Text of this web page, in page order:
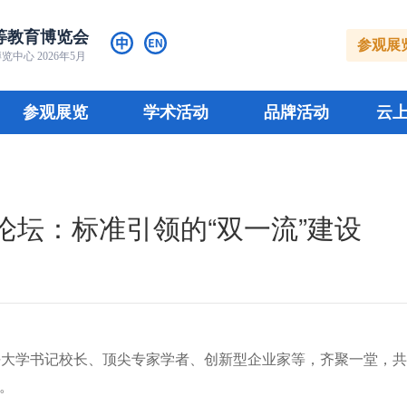
教育博览会
中心 2026年5月
参观展
参观展览 学术活动 品牌活动 云
：标准引领的“双一流”建设
学书记校长、顶尖专家学者、创新型企业家等，齐聚一堂，